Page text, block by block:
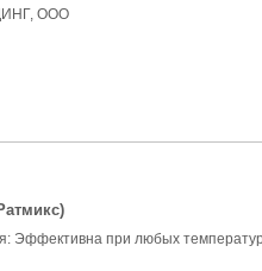
ООО
Эффективна при любых